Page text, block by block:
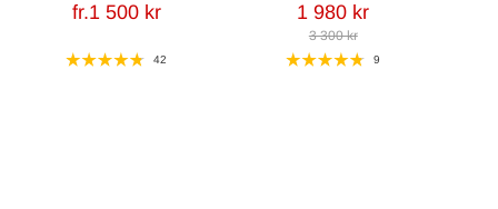
fr.1 500 kr
42
1 980 kr
3 300 kr
9